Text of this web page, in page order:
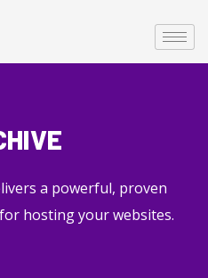
a powerful, proven
hosting your websites.